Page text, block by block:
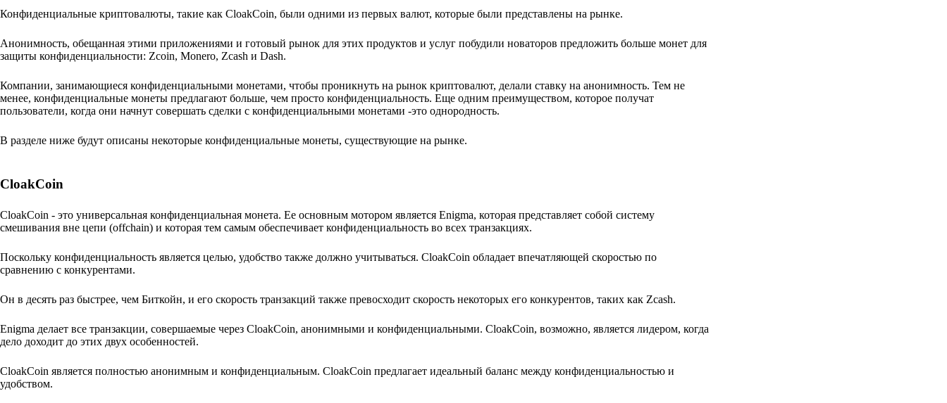
Конфиденциальные криптовалюты, такие как CloakCoin, были одними из первых валют, которые были представлены на рынке.
Анонимность, обещанная этими приложениями и готовый рынок для этих продуктов и услуг побудили новаторов предложить больше монет для
защиты конфиденциальности: Zcoin, Monero, Zcash и Dash.
Компании, занимающиеся конфиденциальными монетами, чтобы проникнуть на рынок криптовалют, делали ставку на анонимность. Тем не
менее, конфиденциальные монеты предлагают больше, чем просто конфиденциальность. Еще одним преимуществом, которое получат
пользователи, когда они начнут совершать сделки с конфиденциальными монетами -это однородность.
В разделе ниже будут описаны некоторые конфиденциальные монеты, существующие на рынке.
CloakCoin
CloakCoin - это универсальная конфиденциальная монета. Ее основным мотором является Enigma, которая представляет собой систему
смешивания вне цепи (offchain) и которая тем самым обеспечивает конфиденциальность во всех транзакциях.
Поскольку конфиденциальность является целью, удобство также должно учитываться. CloakCoin обладает впечатляющей скоростью по
сравнению с конкурентами.
Он в десять раз быстрее, чем Биткойн, и его скорость транзакций также превосходит скорость некоторых его конкурентов, таких как Zcash.
Enigma делает все транзакции, совершаемые через CloakCoin, анонимными и конфиденциальными. CloakCoin, возможно, является лидером, когда
дело доходит до этих двух особенностей.
CloakCoin является полностью анонимным и конфиденциальным. CloakCoin предлагает идеальный баланс между конфиденциальностью и
удобством.